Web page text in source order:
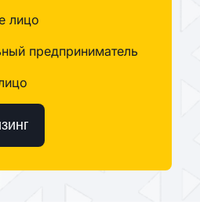
лицо
предприниматель